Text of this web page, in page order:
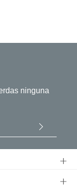
ninguna